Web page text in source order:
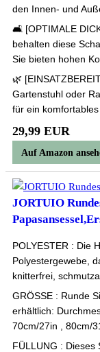
den Innen- und
🛋 [OPTIMALE
behalten diese
Sie bieten hohen
🌿
Gartenstuhl oder
für ein komfortables
29,99 EUR
Auf Amazon
JORTUIO
POLYESTER : Die
Polyestergewebe,
knitterfrei,
GRÖSSE : Runde
erhältlich:
70cm/27in , 80cm/
FÜLLUNG : Dieses